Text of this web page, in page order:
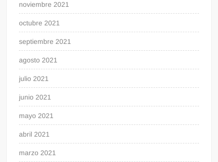
noviembre 2021
octubre 2021
septiembre 2021
agosto 2021
julio 2021
junio 2021
mayo 2021
abril 2021
marzo 2021